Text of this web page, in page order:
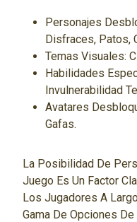
Personajes
Disfraces, Patos,
Temas Visuales:
Habilidades
Invulnerabilidad
Avatares
Gafas.
La Posibilidad De
Juego Es Un Factor
Los Jugadores A
Gama De Opciones